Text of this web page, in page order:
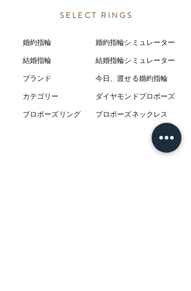
SELECT RINGS
婚約指輪
結婚指輪
ブランド
カテゴリー
プロポーズリング
婚約指輪シミュレーター
結婚指輪シミ ュレーター
今日、渡せる婚約指輪
ダイヤモンドプロポーズ
プロポーズネックレス